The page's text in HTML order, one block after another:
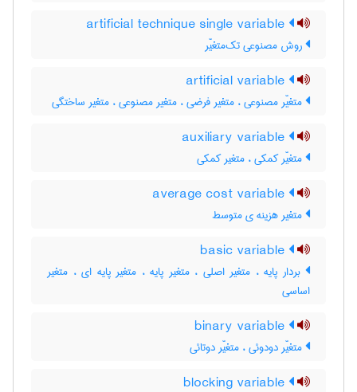
روش مصنوعی تک‌متغیّر
متغیّر مصنوعی ، متغیر فرضی ، متغیر مصنوعی ، متغیر ساختگی
متغیّر کمکی ، متغیر کمکی
متغیر هزینه ی متوسط
بردار پایه ، متغیر اصلی ، متغیر پایه ، متغیر پایه ای ، متغیر
اساسی
متغیّر دودوئی ، متغیّر دوتائی